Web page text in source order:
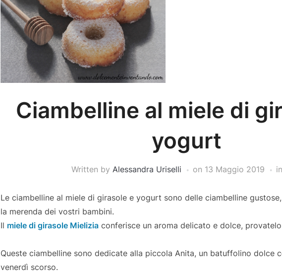
Ciambelline al miele di
yogurt
Written by Alessandra Uriselli on 13 Maggio 2019 in
Le ciambelline al miele di girasole e yogurt sono delle ciambelline
la merenda dei vostri bambini.
Il miele di girasole Mielizia conferisce un aroma delicato e dolce,
Queste ciambelline sono dedicate alla piccola Anita, un batuffolino dolce
venerdì scorso.